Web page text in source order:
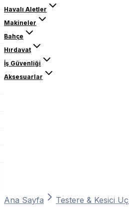
Havalı Aletler
Makineler
Bahçe
Hırdavat
İş Güvenliği
Aksesuarlar
Ana Sayfa Testere & Kesici